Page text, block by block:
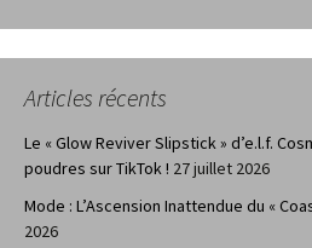
Articles récents
Le « Glow Reviver Slipstick » d’e.l.f.
poudres sur TikTok ! 27 juillet 2026
Mode : L’Ascension Inattendue du «
2026